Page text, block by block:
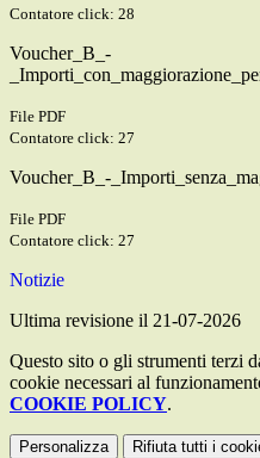
Contatore click: 28
Voucher_B_-
File PDF
Contatore click: 27
Voucher_B_-
File PDF
Contatore click: 27
Notizie
Ultima revisione il 21-07-2026
Questo sito o gli strumenti terzi
cookie necessari al
COOKIE POLICY.
Personalizza Rifiuta tutti i